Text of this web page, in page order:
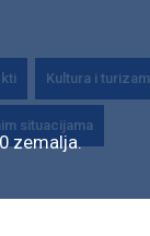
zemalja.
Kultura i turizam
situacijama